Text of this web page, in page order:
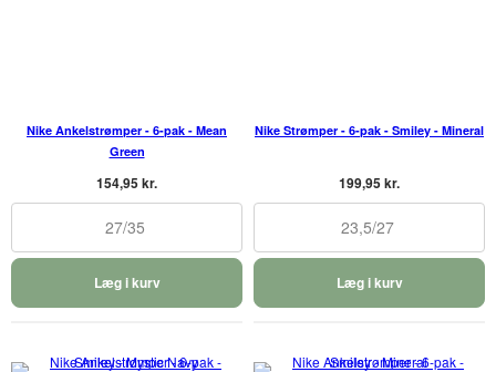
Nike Ankelstrømper - 6-pak - Mean
Green
154,95 kr.
27/35
Læg i kurv
Nike Strømper - 6-pak - Smiley - Mineral
199,95 kr.
23,5/27
Læg i kurv